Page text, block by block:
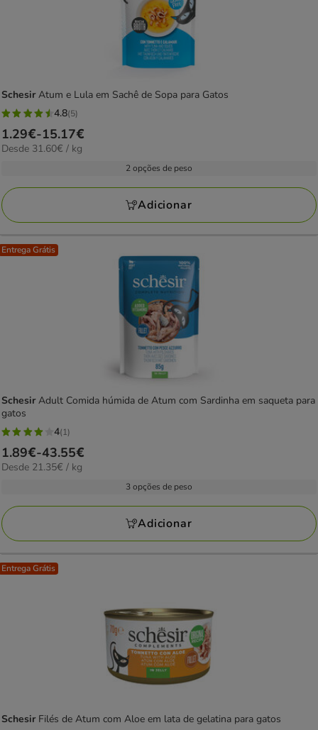
SchesirAtum e Lula em Sachê de Sopa para Gatos
4.8
estrelas
com
avaliações
4.8(5)
Preço
de
15.17€
1.29€-15.17€
31.60€
Desde 31.60€ / kg
2 opções de peso
Adicionar
Entrega Grátis
SchesirAdult Comida húmida de Atum com Sardinha em saqueta para
gatos
4
estrelas
com
avaliações
4(1)
Preço
de
43.55€
1.89€-43.55€
21.35€
Desde 21.35€ / kg
3 opções de peso
Adicionar
Entrega Grátis
Schesir Filés de Atum com Aloe em lata de gelatina para gatos